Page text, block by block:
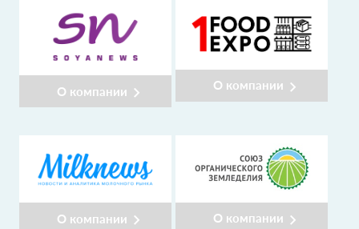
О компании О компании
О компании О компании